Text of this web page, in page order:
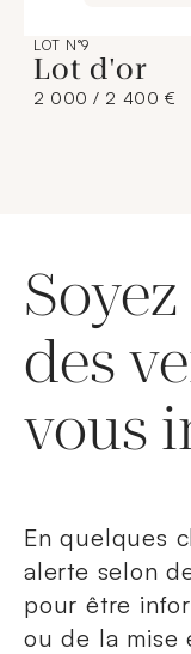
LOT N°9
Lot d'or
2 000 / 2 400 €
des
vous
En quelques
alerte selon
pour être
ou de la mise